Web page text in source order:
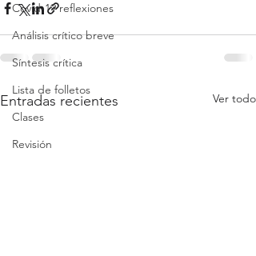
Covid-19 reflexiones
Análisis crítico breve
Síntesis crítica
Lista de folletos
Clases
Revisión
Entradas recientes Ver todo